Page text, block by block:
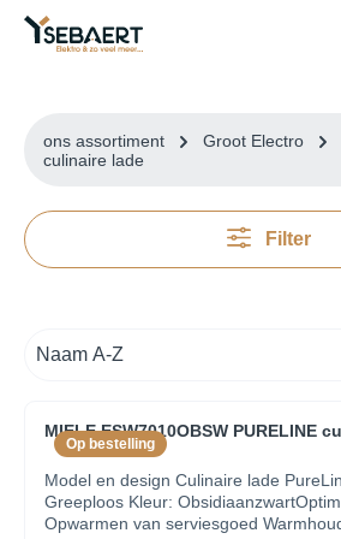
ons assortiment Groot Electro
culinaire lade
Filter
Op bestelling
MIELE ESW7010OBSW PURELINE
Model en design Culinaire lade
Greeploos Kleur:
Opwarmen van serviesgoed